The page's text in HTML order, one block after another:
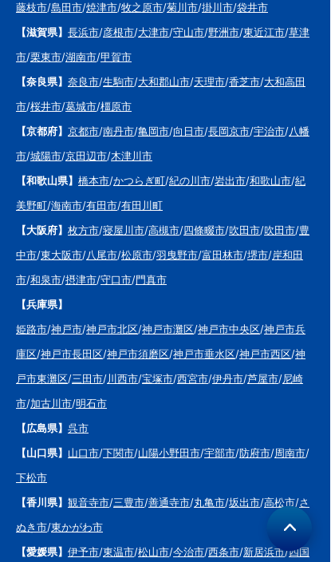
藤枝市/島田市/焼津市/牧之原市/菊川市/掛川市/袋井市
【滋賀県】 長浜市/彦根市/大津市/守山市/野洲市/東近江市/草津
市/栗東市/湖南市/甲賀市
【奈良県】 奈良市/生駒市/大和郡山市/天理市/香芝市/大和高田
市/桜井市/葛城市/橿原市
【京都府】 京都市/南丹市/亀岡市/向日市/長岡京市/宇治市/八幡
市/城陽市/京田辺市/木津川市
【和歌山県】 橋本市/かつらぎ町/紀の川市/岩出市/和歌山市/紀
美野町/海南市/有田市/有田川町
【大阪府】 枚方市/寝屋川市/高槻市/四條畷市/吹田市/吹田市/豊
中市/東大阪市/八尾市/松原市/羽曳野市/富田林市/堺市/岸和田
市/和泉市/摂津市/守口市/門真市
【兵庫県】
姫路市/神戸市/神戸市北区/神戸市灘区/神戸市中央区/神戸市兵
庫区/神戸市長田区/神戸市須磨区/神戸市垂水区/神戸市西区/神
戸市東灘区/三田市/川西市/宝塚市/西宮市/伊丹市/芦屋市/尼崎
市/加古川市/明石市
【広島県】 呉市
【山口県】 山口市/下関市/山陽小野田市/宇部市/防府市/周南市/
下松市
【香川県】 観音寺市/三豊市/善通寺市/丸亀市/坂出市/高松市/さ
ぬき市/東かがわ市
【愛媛県】 伊予市/東温市/松山市/今治市/西条市/新居浜市/四国